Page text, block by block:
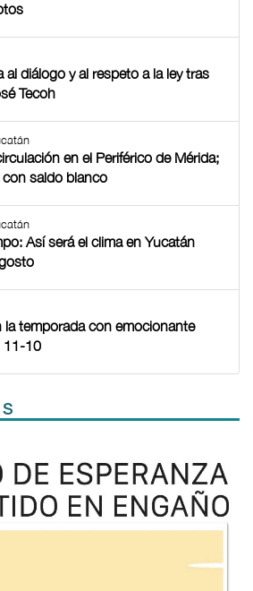
al diálogo y al respeto a la ley tras
Tecoh
en el Periférico de Mérida;
saldo blanco
Así será el clima en Yucatán
la temporada con emocionante
11-10
LOS SUPLEMENTOS